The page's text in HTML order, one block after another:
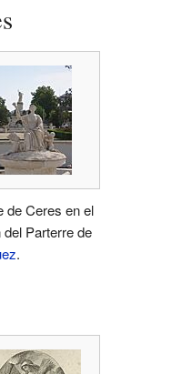
de Ceres en el
Parterre de
.